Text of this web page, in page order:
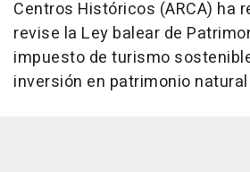
Centros Históricos (ARCA) ha
revise la Ley balear de
impuesto de turismo
inversión en patrimonio